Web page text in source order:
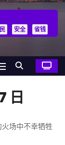
安全 省钱
日
场中不幸牺牲